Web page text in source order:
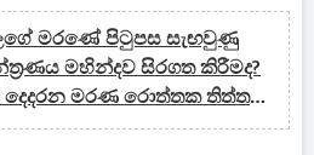
මරණේ පිටුපස සැඟවුණු
මහින්දව සිරගත කිරීමද?
දෙදරන මරණ රොත්තක තිත්ත
සාගර කට අරී